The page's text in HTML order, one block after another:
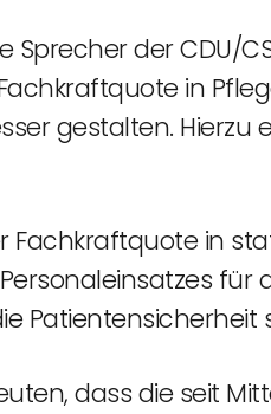
Sprecher der CDU/
in
gestalten.
Fachkraftquote in
Patientensicherheit
dass die seit